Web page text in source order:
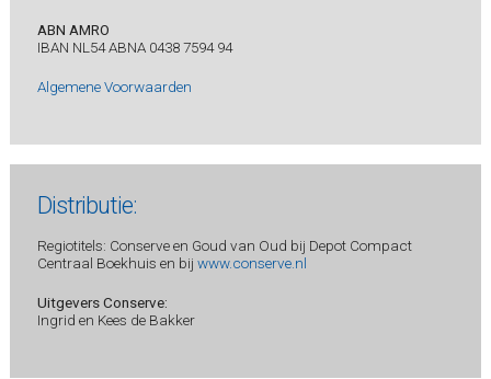
ABN AMRO
IBAN NL54 ABNA 0438 7594 94
Algemene Voorwaarden
Distributie:
Regiotitels: Conserve en Goud van Oud bij Depot Compact
Centraal Boekhuis en bij www.conserve.nl
Uitgevers Conserve:
Ingrid en Kees de Bakker